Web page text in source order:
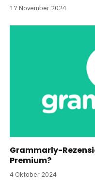
17 November 2024
Grammarly-
Premium?
4 Oktober 2024